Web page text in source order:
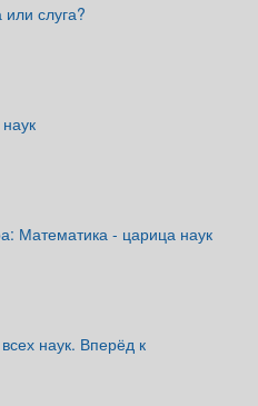
слуга?
Математика - царица наук
наук. Вперёд к